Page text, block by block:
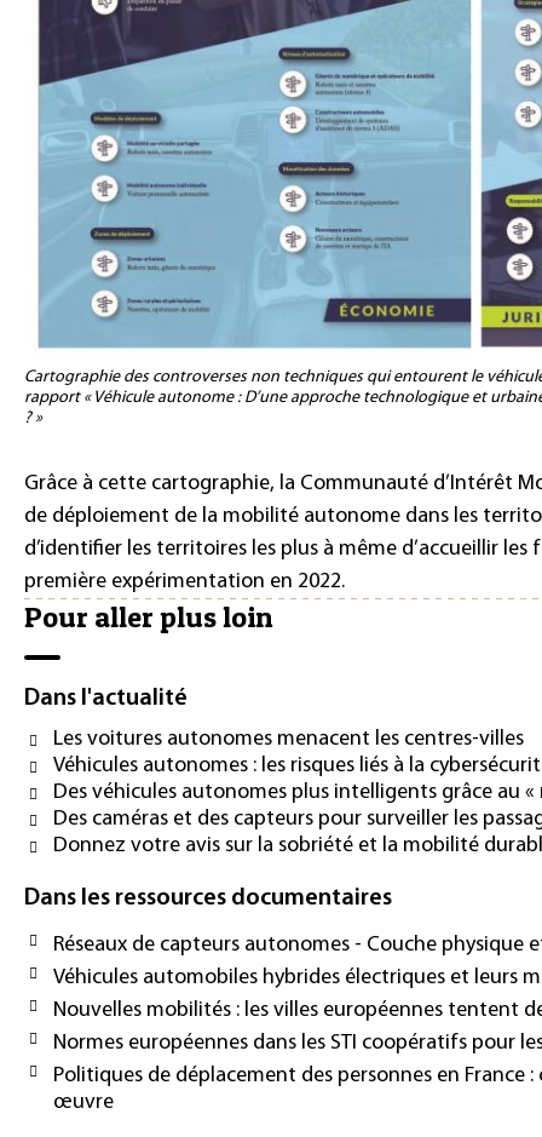
Cartographie des controverses non techniques qui entourent le
rapport « Véhicule autonome : D’une approche technologique et
? »
Grâce à cette cartographie, la Communauté d’Intérêt
de déploiement de la mobilité autonome dans les
d’identifier les territoires les plus à même d’accueillir
première expérimentation en 2022.
Pour aller plus loin
Dans l'actualité
Les voitures autonomes menacent les centres-villes
Véhicules autonomes : les risques liés à la
Des véhicules autonomes plus intelligents grâce au
Des caméras et des capteurs pour surveiller les
Donnez votre avis sur la sobriété et la mobilité
Dans les ressources documentaires
Réseaux de capteurs autonomes - Couche physique
Véhicules automobiles hybrides électriques et leurs
Nouvelles mobilités : les villes européennes tentent
Normes européennes dans les STI coopératifs pour
Politiques de déplacement des personnes en
œuvre